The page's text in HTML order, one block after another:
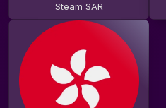
Steam SAR